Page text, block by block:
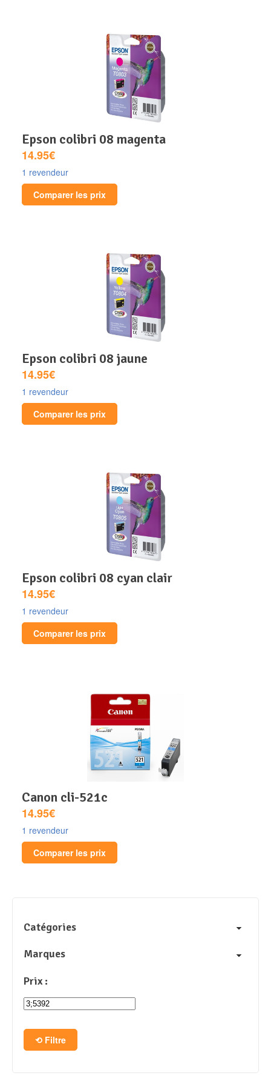
epson colibri 08 magenta
14.95€
1 revendeur
Comparer les prix
epson colibri 08 jaune
14.95€
1 revendeur
Comparer les prix
epson colibri 08 cyan clair
14.95€
1 revendeur
Comparer les prix
canon cli-521c
14.95€
1 revendeur
Comparer les prix
Catégories
Marques
Prix :
Filtre